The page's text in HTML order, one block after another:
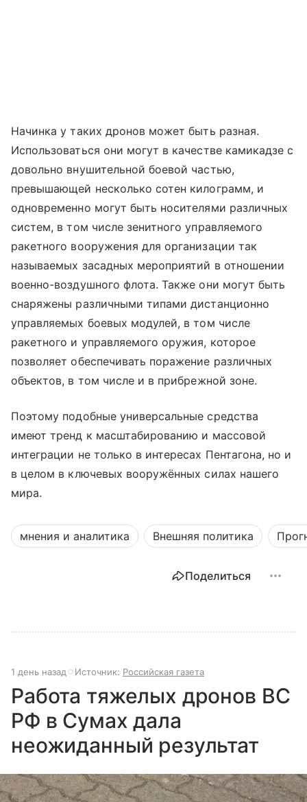
Начинка у таких дронов может быть разная.
Использоваться они могут в качестве камикадзе с
довольно внушительной боевой частью,
превышающей несколько сотен килограмм, и
одновременно могут быть носителями различных
систем, в том числе зенитного управляемого
ракетного вооружения для организации так
называемых засадных мероприятий в отношении
военно-воздушного флота. Также они могут быть
снаряжены различными типами дистанционно
управляемых боевых модулей, в том числе
ракетного и управляемого оружия, которое
позволяет обеспечивать поражение различных
объектов, в том числе и в прибрежной зоне.
Поэтому подобные универсальные средства
имеют тренд к масштабированию и массовой
интеграции не только в интересах Пентагона, но и
в целом в ключевых вооружённых силах нашего
мира.
мнения и аналитика Внешняя политика
Поделиться
1 день назад Источник: Российская газета
Работа тяжелых дронов ВС
РФ в Сумах дала
неожиданный результат